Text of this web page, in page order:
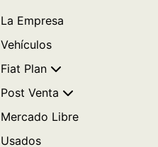
La Empresa
Vehículos
Fiat Plan
Post Venta
Mercado Libre
Usados